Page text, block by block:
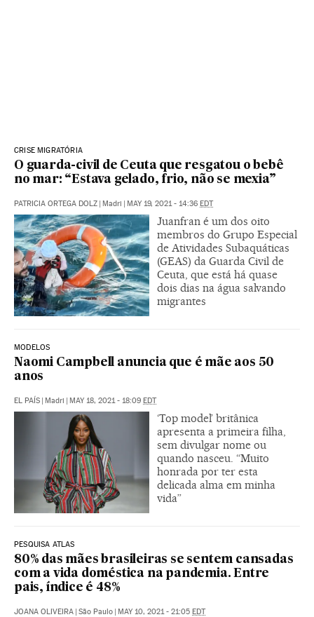
CRISE MIGRATÓRIA
O guarda-civil de Ceuta que resgatou o bebê
no mar: “Estava gelado, frio, não se mexia”
PATRICIA ORTEGA DOLZ | Madri | MAY 19, 2021 - 14:36 EDT
Juanfran é um dos oito
membros do Grupo Especial
de Atividades Subaquáticas
(GEAS) da Guarda Civil de
Ceuta, que está há quase
dois dias na água salvando
migrantes
MODELOS
Naomi Campbell anuncia que é mãe aos 50
anos
EL PAÍS | Madri | MAY 18, 2021 - 18:09 EDT
‘Top model’ britânica
apresenta a primeira filha,
sem divulgar nome ou
quando nasceu. “Muito
honrada por ter esta
delicada alma em minha
vida”
PESQUISA ATLAS
80% das mães brasileiras se sentem cansadas
com a vida doméstica na pandemia. Entre
pais, índice é 48%
JOANA OLIVEIRA | São Paulo | MAY 10, 2021 - 21:05 EDT